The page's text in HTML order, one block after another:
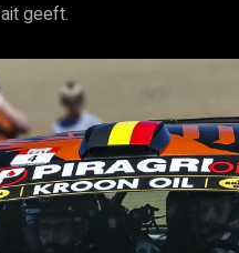
geeft.